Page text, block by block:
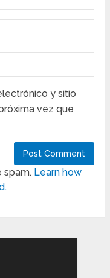
y sitio
vez que
spam. Learn how